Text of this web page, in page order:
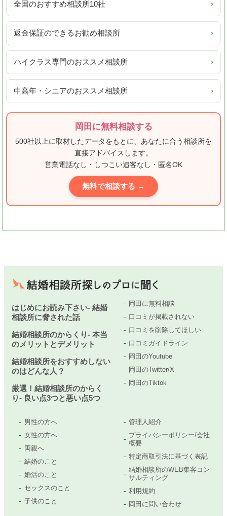
全国のおすすめ相談所10社 ›
返金保証のできるお勧め相談所 ›
ハイクラス専門のおススメ相談所 ›
中高年・シニアのおススメ相談所 ›
岡田に無料相談する
500社以上に取材したデータをもとに、あなたに合う相談所を
直接アドバイスします。
営業電話なし・しつこい追客なし・匿名OK
無料で相談する →
はじめにお読み下さい- 結婚
相談所に脅された話
結婚相談所のからくり- 本当
のメリットとデメリット
結婚相談所をおすすめしない
のはどんな人？
厳選！結婚相談所のからく
り- 良い点3つと悪い点5つ
岡田に無料相談
口コミが掲載されない
口コミを削除してほしい
口コミガイドライン
岡田のYoutube
岡田のTwitter/X
岡田のTiktok
男性の方へ
女性の方へ
両親へ
結婚のこと
婚活のこと
セックスのこと
子供のこと
管理人紹介
プライバシーポリシー/会社
概要
特定商取引法に基づく表記
結婚相談所のWEB集客コン
サルティング
利用規約
岡田に問い合わせ